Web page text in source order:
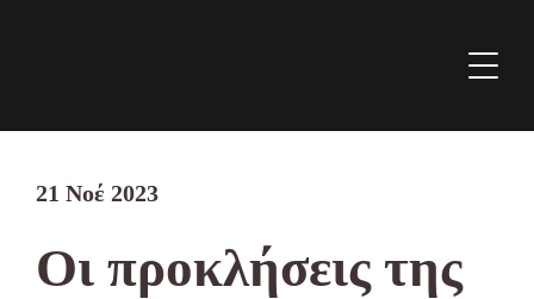
21 Νοέ 2023
Οι προκλήσεις της